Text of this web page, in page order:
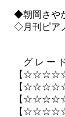
◆朝岡さや
◇月刊ピ
グ レ ー
【☆☆☆☆☆
【☆☆☆☆☆
【☆☆☆☆☆
【☆☆☆☆☆